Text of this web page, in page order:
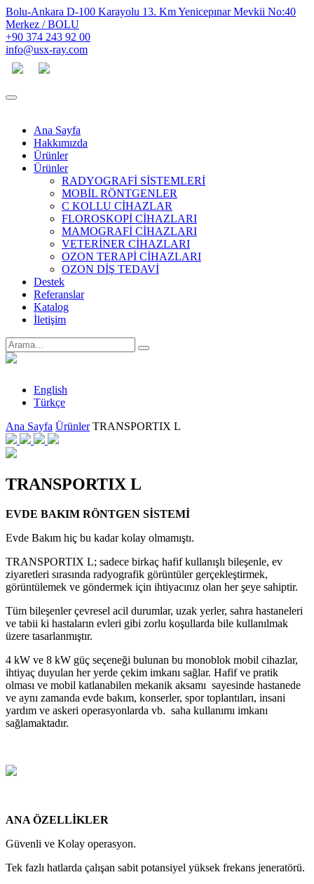
Bolu-Ankara D-100 Karayolu 13. Km Yenicepınar Mevkii No:40
Merkez / BOLU
+90 374 243 92 00
info@usx-ray.com
Ana Sayfa
Hakkımızda
Ürünler
Ürünler
RADYOGRAFİ SİSTEMLERİ
MOBİL RÖNTGENLER
C KOLLU CİHAZLAR
FLOROSKOPİ CİHAZLARI
MAMOGRAFİ CİHAZLARI
VETERİNER CİHAZLARI
OZON TERAPİ CİHAZLARI
OZON DİŞ TEDAVİ
Destek
Referanslar
Katalog
İletişim
English
Türkçe
Ana Sayfa Ürünler TRANSPORTIX L
TRANSPORTIX L
EVDE BAKIM RÖNTGEN SİSTEMİ
Evde Bakım hiç bu kadar kolay olmamıştı.
TRANSPORTIX L; sadece birkaç hafif kullanışlı bileşenle, ev
ziyaretleri sırasında radyografik görüntüler gerçekleştirmek,
görüntülemek ve göndermek için ihtiyacınız olan her şeye sahiptir.
Tüm bileşenler çevresel acil durumlar, uzak yerler, sahra hastaneleri
ve tabii ki hastaların evleri gibi zorlu koşullarda bile kullanılmak
üzere tasarlanmıştır.
4 kW ve 8 kW güç seçeneği bulunan bu monoblok mobil cihazlar,
ihtiyaç duyulan her yerde çekim imkanı sağlar. Hafif ve pratik
olması ve mobil katlanabilen mekanik aksamı sayesinde hastanede
ve aynı zamanda evde bakım, konserler, spor toplantıları, insani
yardım ve askeri operasyonlarda vb. saha kullanımı imkanı
sağlamaktadır.
ANA ÖZELLİKLER
Güvenli ve Kolay operasyon.
Tek fazlı hatlarda çalışan sabit potansiyel yüksek frekans jeneratörü.